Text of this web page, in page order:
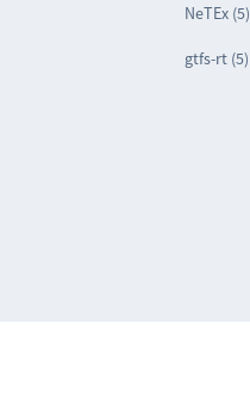
NeTEx (5)
gtfs-rt (5)